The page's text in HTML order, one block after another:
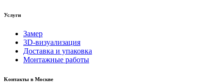
Услуги
Замер
3D-визуализация
Доставка и упаковка
Монтажные работы
Kонтакты в Москве